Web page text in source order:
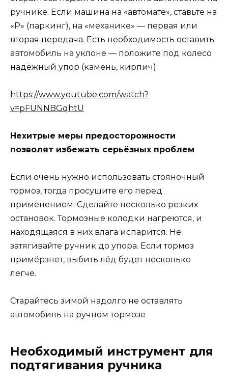
ручнике. Если машина на «автомате», ставьте на
«Р» (паркинг), на «механике» — первая или
вторая передача. Есть необходимость оставить
автомобиль на уклоне — положите под колесо
надёжный упор (камень, кирпич)
https://www.youtube.com/watch?
v=pFUNNBGqhtU
Нехитрые меры предосторожности
позволят избежать серьёзных проблем
Если очень нужно использовать стояночный
тормоз, тогда просушите его перед
применением. Сделайте несколько резких
остановок. Тормозные колодки нагреются, и
находящаяся в них влага испарится. Не
затягивайте ручник до упора. Если тормоз
примёрзнет, выбить лёд будет несколько
легче.
Старайтесь зимой надолго не оставлять
автомобиль на ручном тормозе
Необходимый инструмент для
подтягивания ручника